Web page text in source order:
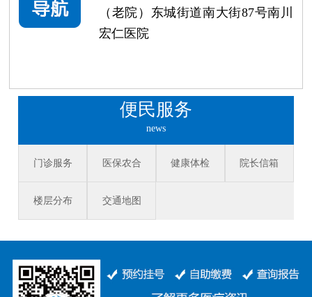
（老院）东城街道南大街87号南川
宏仁医院
便民服务
news
门诊服务 医保农合 健康体检 院长信箱
楼层分布 交通地图